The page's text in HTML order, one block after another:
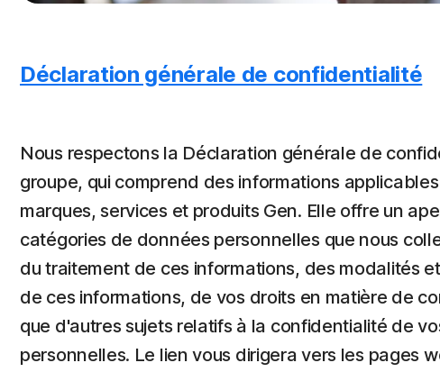
Déclaration générale de confidentialité
Nous respectons la Déclaration générale de
groupe, qui comprend des informations
marques, services et produits Gen. Elle offre un
catégories de données personnelles que nous
du traitement de ces informations, des modalités
de ces informations, de vos droits en matière de
que d'autres sujets relatifs à la confidentialité de
personnelles. Le lien vous dirigera vers les pages